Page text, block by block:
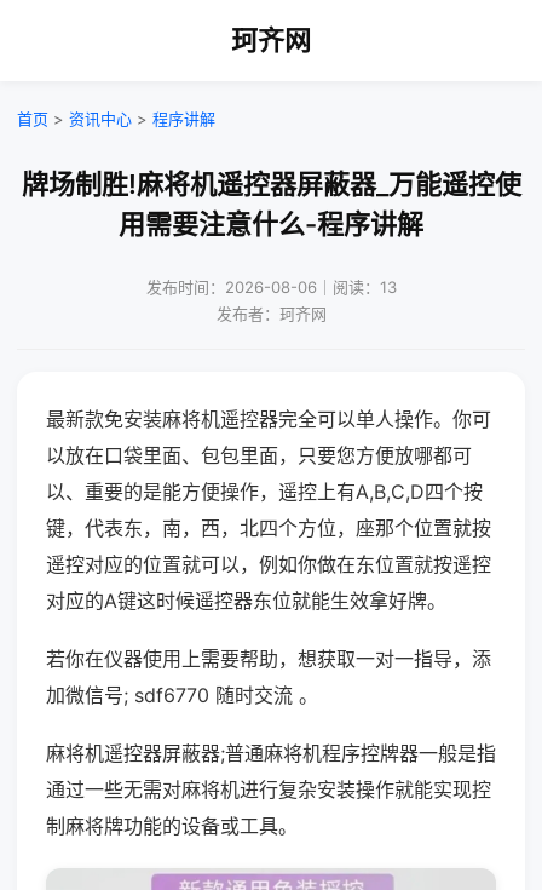
珂齐网
首页 > 资讯中心 > 程序讲解
牌场制胜!麻将机遥控器屏蔽器_万能遥控使
用需要注意什么-程序讲解
发布时间：2026-08-06｜阅读：13
发布者：珂齐网
最新款免安装麻将机遥控器完全可以单人操作。你可
以放在口袋里面、包包里面，只要您方便放哪都可
以、重要的是能方便操作，遥控上有A,B,C,D四个按
键，代表东，南，西，北四个方位，座那个位置就按
遥控对应的位置就可以，例如你做在东位置就按遥控
对应的A键这时候遥控器东位就能生效拿好牌。
若你在仪器使用上需要帮助，想获取一对一指导，添
加微信号; sdf6770 随时交流 。
麻将机遥控器屏蔽器;普通麻将机程序控牌器一般是指
通过一些无需对麻将机进行复杂安装操作就能实现控
制麻将牌功能的设备或工具。